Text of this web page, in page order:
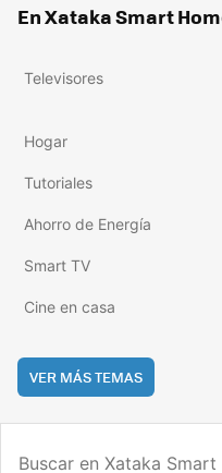
En Xataka Smart
Televisores
Hogar
Tutoriales
Ahorro de Energía
Smart TV
Cine en casa
VER MÁS TEMAS